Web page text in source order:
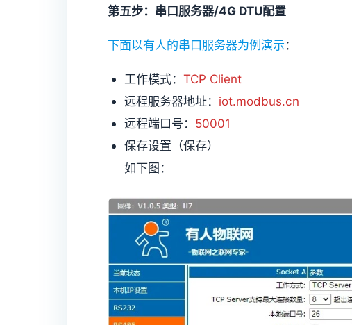
第五步：串口服务器/4G DTU配置
下面以有人的串口服务器为例演示：
工作模式： TCP Client
远程服务器地址： iot.modbus.cn
远程端口号： 50001
保存设置（保存）
如下图：